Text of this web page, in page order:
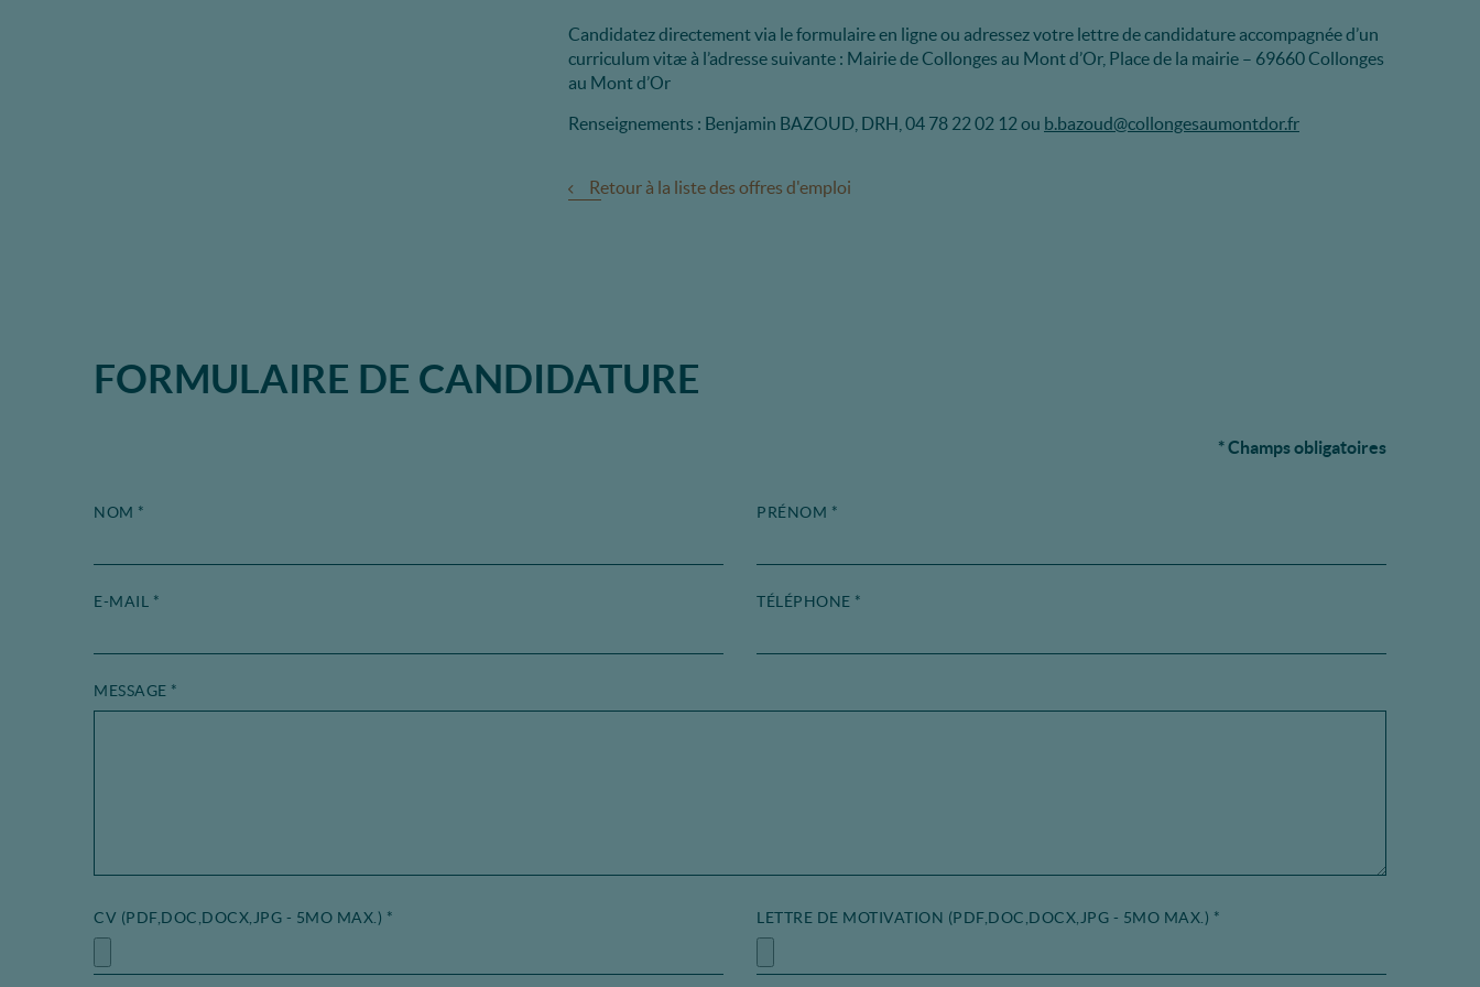
Candidatez directement via le formulaire en ligne ou adressez votre lettre de candidature accompagnée d’un
curriculum vitæ à l’adresse suivante : Mairie de Collonges au Mont d’Or, Place de la mairie – 69660 Collonges
au Mont d’Or
Renseignements : Benjamin BAZOUD, DRH, 04 78 22 02 12 ou b.bazoud@collongesaumontdor.fr
Retour à la liste des offres d'emploi
FORMULAIRE DE CANDIDATURE
* Champs obligatoires
NOM * PRÉNOM *
E-MAIL * TÉLÉPHONE *
MESSAGE *
CV (PDF,DOC,DOCX,JPG - 5MO MAX.) * LETTRE DE MOTIVATION (PDF,DOC,DOCX,JPG - 5MO MAX.) *